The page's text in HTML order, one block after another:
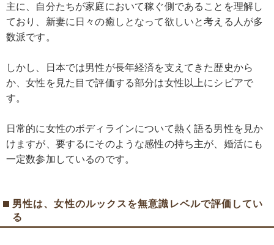
主に、自分たちが家庭において稼ぐ側であることを理解し
ており、新妻に日々の癒しとなって欲しいと考える人が多
数派です。
しかし、日本では男性が長年経済を支えてきた歴史から
か、女性を見た目で評価する部分は女性以上にシビアで
す。
日常的に女性のボディラインについて熱く語る男性を見か
けますが、要するにそのような感性の持ち主が、婚活にも
一定数参加しているのです。
男性は、女性のルックスを無意識レベルで評価してい
る